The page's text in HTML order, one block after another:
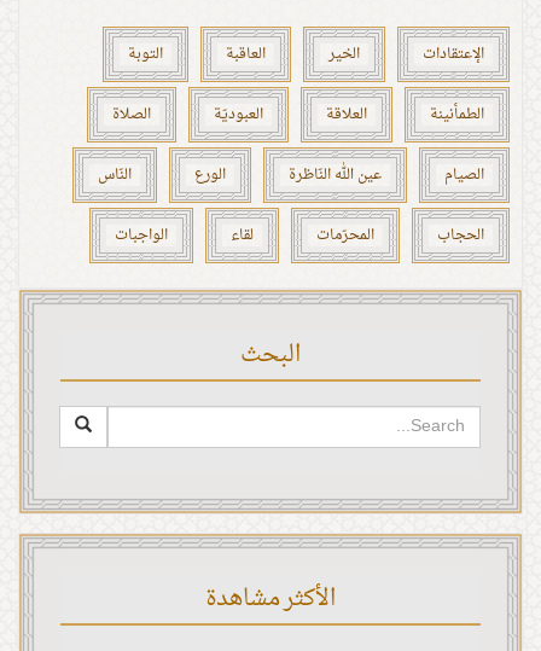
الإعتقادات الخير العاقبة التوبة
الطمأنينة العلاقة العبوديّة الصلاة
الصيام عين الله النّاظرة الورع النّاس
الحجاب المحرّمات لقاء الواجبات
البحث
الأكثر مشاهدة